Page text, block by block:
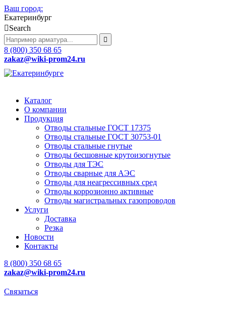
Ваш город:
Екатеринбург
Search
8 (800) 350 68 65
zakaz@wiki-prom24.ru
Каталог
О компании
Продукция
Отводы стальные ГОСТ 17375
Отводы стальные ГОСТ 30753-01
Отводы стальные гнутые
Отводы бесшовные крутоизогнутые
Отводы для ТЭС
Отводы сварные для АЭС
Отводы для неагрессивных сред
Отводы коррозионно активные
Отводы магистральных газопроводов
Услуги
Доставка
Резка
Новости
Контакты
8 (800) 350 68 65
zakaz@wiki-prom24.ru
Связаться